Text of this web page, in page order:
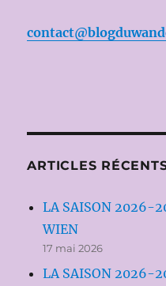
ARTICLES
LA SAISON 2026-
WIEN
17 mai 2026
LA SAISON 2026-